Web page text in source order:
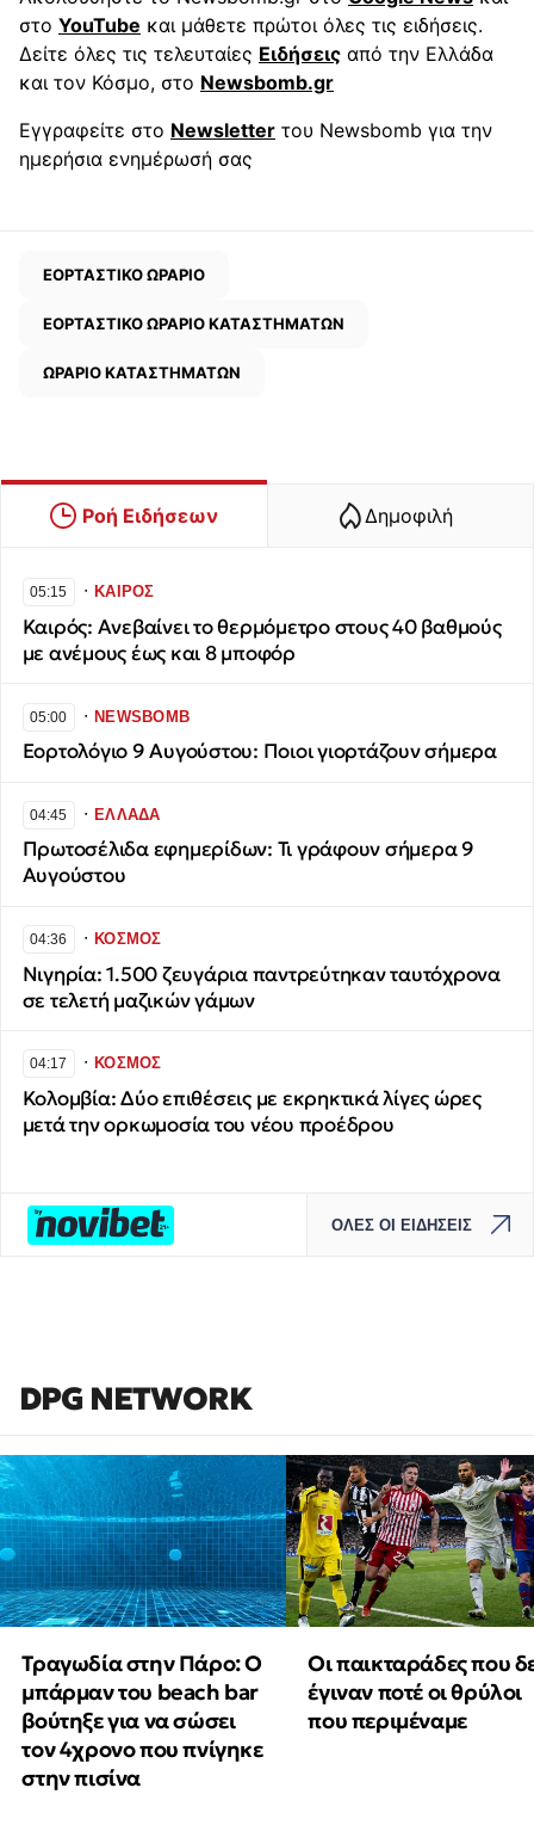
στο YouTube και μάθετε πρώτοι όλες τις ειδήσεις.
Δείτε όλες τις τελευταίες Ειδήσεις από την Ελλάδα
και τον Κόσμο, στο Newsbomb.gr
Εγγραφείτε στο Newsletter του Newsbomb για την
ημερήσια ενημέρωσή σας
ΕΟΡΤΑΣΤΙΚΟ ΩΡΑΡΙΟ
ΕΟΡΤΑΣΤΙΚΟ ΩΡΑΡΙΟ ΚΑΤΑΣΤΗΜΑΤΩΝ
ΩΡΑΡΙΟ ΚΑΤΑΣΤΗΜΑΤΩΝ
Ροή Ειδήσεων Δημοφιλή
05:15 ∙ΚΑΙΡΟΣ
Καιρός: Ανεβαίνει το θερμόμετρο στους 40 βαθμούς
με ανέμους έως και 8 μποφόρ
05:00 ∙NEWSBOMB
Εορτολόγιο 9 Αυγούστου: Ποιοι γιορτάζουν σήμερα
04:45 ∙ΕΛΛΑΔΑ
Πρωτοσέλιδα εφημερίδων: Τι γράφουν σήμερα 9
Αυγούστου
04:36 ∙ΚΟΣΜΟΣ
Νιγηρία: 1.500 ζευγάρια παντρεύτηκαν ταυτόχρονα
σε τελετή μαζικών γάμων
04:17 ∙ΚΟΣΜΟΣ
Κολομβία: Δύο επιθέσεις με εκρηκτικά λίγες ώρες
μετά την ορκωμοσία του νέου προέδρου
ΟΛΕΣ ΟΙ ΕΙΔΗΣΕΙΣ
DPG NETWORK
Τραγωδία στην Πάρο: Ο
μπάρμαν του beach bar
βούτηξε για να σώσει
τον 4χρονο που πνίγηκε
στην πισίνα
Οι παικταράδες που
έγιναν ποτέ οι θρύλοι
που περιμέναμε